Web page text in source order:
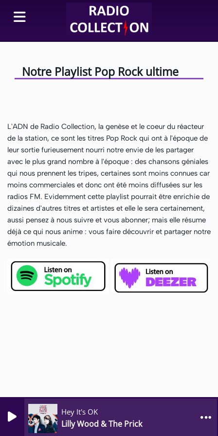
Hey It's OK
Lilly Wood & The Prick
Notre Playlist Pop Rock ultime
0
L'ADN de Radio Collection, la genèse et le coeur du réacteur
de la station, ce sont les titres Pop Rock qui ont à l'époque de
leur sortie furieusement nourri notre envie de les partager
avec le plus grand nombre à l'époque : des chansons géniales
qui nous prennent les tripes, certaines sont moins connues car
moins commerciales et donc ont été moins diffusées sur les
radios FM. Evidemment cette playlist pourrait être enrichie de
dizaines d'autres titres et artistes et elle le sera certainement,
aussi pensez à nous suivre et vous abonner; mais elle résume
déjà ce qui nous anime : vous faire découvrir et partager notre
émotion musicale.